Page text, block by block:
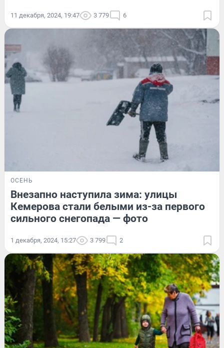
11 декабря, 2024, 19:47 3 779 6
ОСЕНЬ
Внезапно наступила зима: улицы
Кемерова стали белыми из-за первого
сильного снегопада — фото
1 декабря, 2024, 15:27 3 799 2